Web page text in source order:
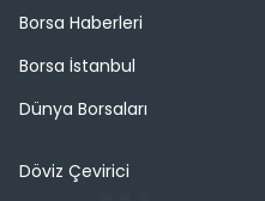
Borsa Haberleri
Borsa İstanbul
Dünya Borsaları
Döviz Çevirici